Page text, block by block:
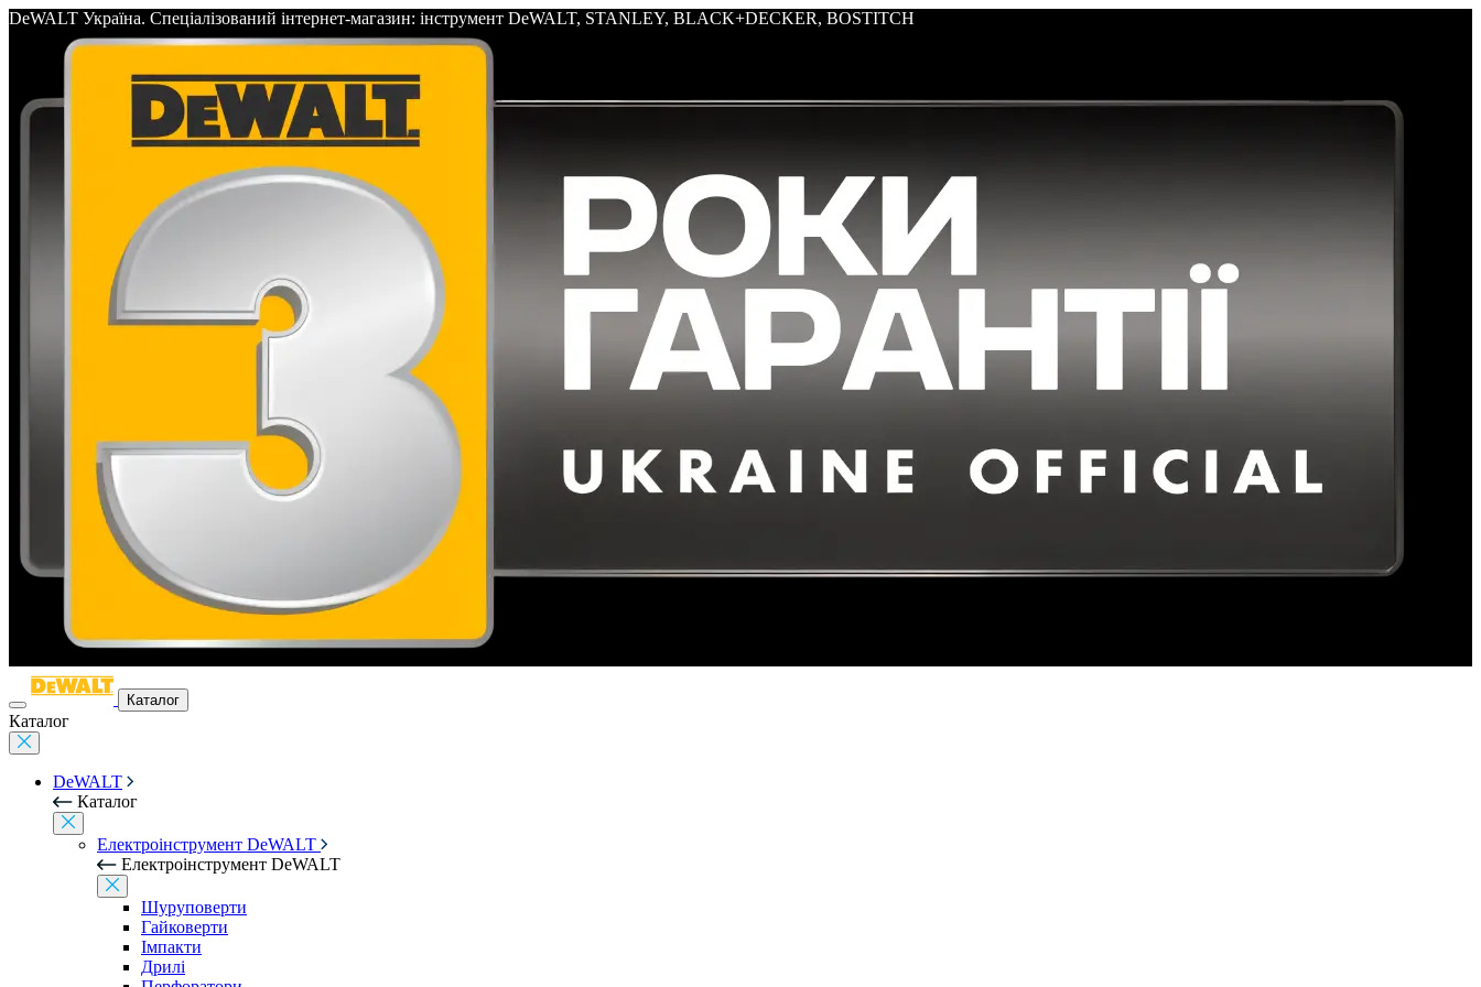
DeWALT Україна. Спеціалізований інтернет-магазин: інструмент DeWALT, STANLEY, BLACK+DECKER, BOSTITCH
Каталог
Каталог
DeWALT
Каталог
Електроінструмент DeWALT
Електроінструмент DeWALT
Шуруповерти
Гайковерти
Імпакти
Дрилі